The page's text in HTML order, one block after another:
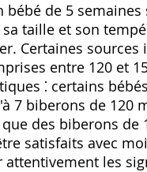
bébé de 5
taille et son
Certaines
entre 120 et
⁚ certains
7 biberons de 120
des biberons de
satisfaits avec
les